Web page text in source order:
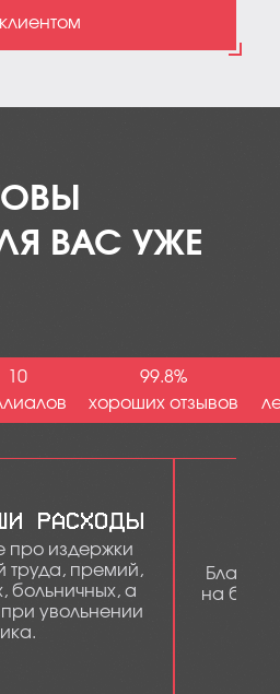
ВАС УЖЕ
10
99.8%
хороших отзывов
РАСХОДЫ
про издержки
труда, премий,
больничных, а
увольнении
на